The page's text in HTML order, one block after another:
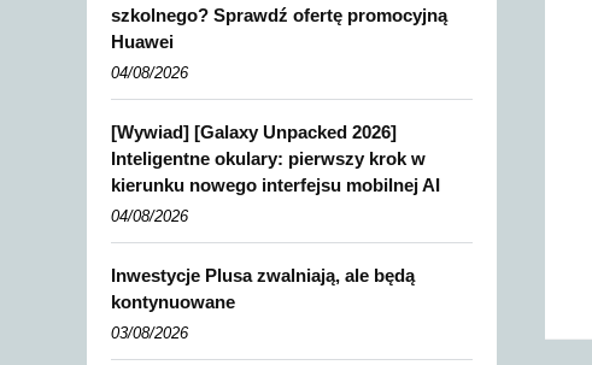
szkolnego? Sprawdź ofertę promocyjną
Huawei
04/08/2026
[Wywiad] [Galaxy Unpacked 2026]
Inteligentne okulary: pierwszy krok w
kierunku nowego interfejsu mobilnej AI
04/08/2026
Inwestycje Plusa zwalniają, ale będą
kontynuowane
03/08/2026